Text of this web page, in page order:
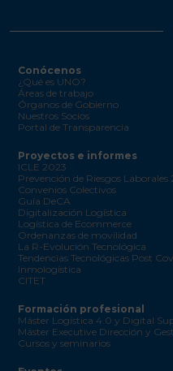
Conócenos
¿Qué es UNO?
Áreas de trabajo
Órganos de Gobierno
Nuestros Socios
Portal de Transparencia
Proyectos e informes
ICLE 2023
Prevención de Riesgos Laborales
Convenios Colectivos
Guía DeCA
Digitalización Logística
Logística de Ecommerce
Ordenanzas de movilidad
La R-Evolución Tecnológica
Tendencias Tecnológicas Post
Inmologística
CITET
Formación profesional
Máster Logística 4.0 y Digital
Máster Executive Dirección y
Cursos y seminarios